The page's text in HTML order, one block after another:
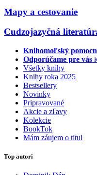
Mapy a cestovanie
Cudzojazyčná
Knihomoľský
Odporúčame pre vás
Všetky knihy
Knihy roka 2025
Bestsellery
Novinky
Pripravované
Akcie a zľavy
Kolekcie
BookTok
Mám záujem o titul
Top autori